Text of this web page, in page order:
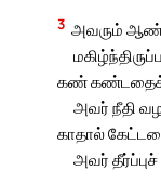
3 அவரும்
கண் கண்டதைக்
அவர் நீதி
காதால்
அவர்